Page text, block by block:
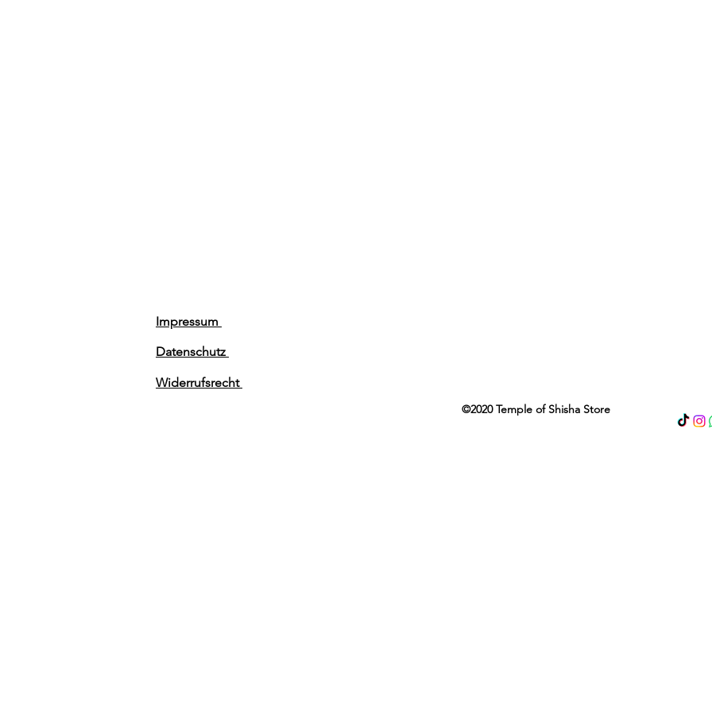
Impressum
Datenschutz
Widerrufsrecht
©2020 Temple of Shisha Store